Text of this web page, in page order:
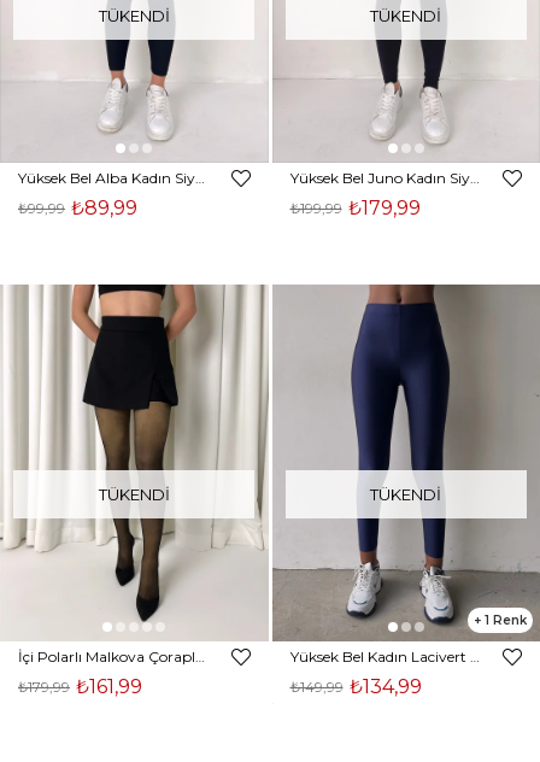
TÜKENDI
Yüksek Bel Alba Kadın Siyah Tayt 23Y000042
₺89,99
₺99,99
TÜKENDI
Yüksek Bel Juno Kadın Siyah Tayt 23Y000045
₺179,99
₺199,99
TÜKENDI
İçi Polarlı Malkova Çoraplı Siyah Kadın Tayt 23K000433
₺161,99
₺179,99
TÜKENDI
1
Yüksek Bel Kadın Lacivert Disco Tayt 21K000288
₺134,99
₺149,99